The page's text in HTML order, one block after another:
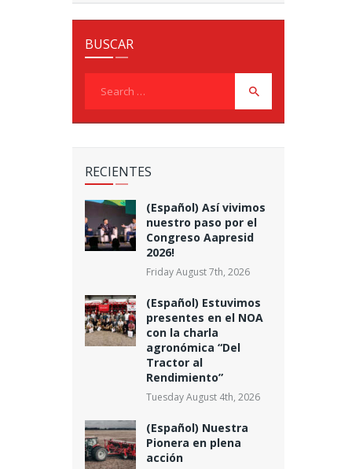
BUSCAR
RECIENTES
(Español) Así vivimos
nuestro paso por el
Congreso Aapresid
2026!
Friday August 7th, 2026
(Español) Estuvimos
presentes en el NOA
con la charla
agronómica “Del
Tractor al
Rendimiento”
Tuesday August 4th, 2026
(Español) Nuestra
Pionera en plena
acción